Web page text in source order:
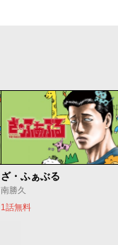
ざ・ふぁぶる
南勝久
1話無料